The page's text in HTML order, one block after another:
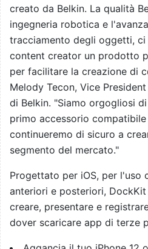
creato da Belkin. La qualità
ingegneria robotica e
tracciamento degli oggetti,
content creator un prodotto
per facilitare la creazione di
Melody Tecon, Vice
di Belkin. "Siamo orgogliosi
primo accessorio
continueremo di sicuro a
segmento del mercato."
Progettato per iOS, per l'uso
anteriori e posteriori,
creare, presentare e
dover scaricare app di terze